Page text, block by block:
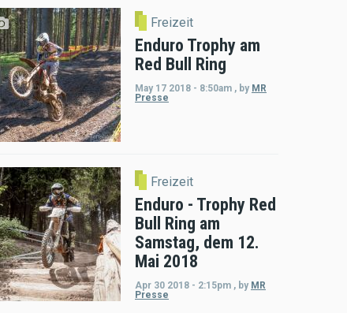
Freizeit
Enduro Trophy am
Red Bull Ring
May 17 2018 - 8:50am , by MR
Presse
Freizeit
Enduro - Trophy Red
Bull Ring am
Samstag, dem 12.
Mai 2018
Apr 30 2018 - 2:15pm , by MR
Presse